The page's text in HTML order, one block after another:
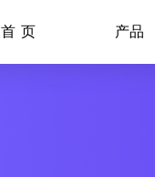
首 页 产品